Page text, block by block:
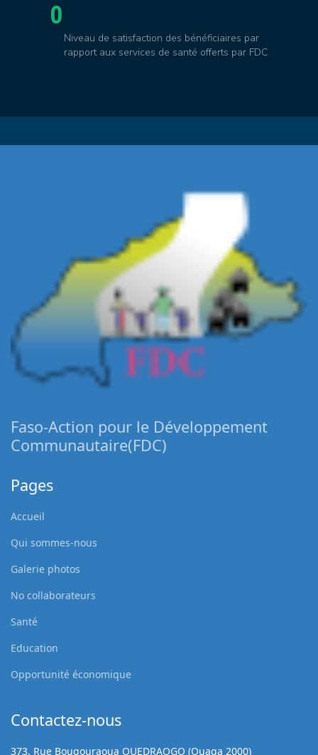
0
Niveau de satisfaction des bénéficiaires par
rapport aux services de santé offerts par FDC
Faso-Action pour le Développement
Communautaire(FDC)
Pages
Accueil
Qui sommes-nous
Galerie photos
No collaborateurs
Santé
Education
Opportunité économique
Contactez-nous
373, Rue Bougouraoua OUEDRAOGO (Ouaga 2000)